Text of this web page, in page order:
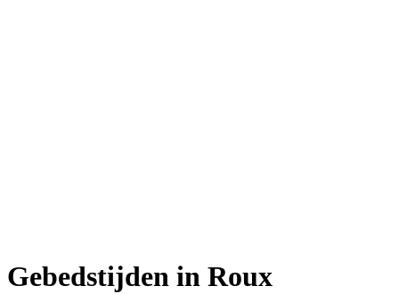
Gebedstijden in Roux